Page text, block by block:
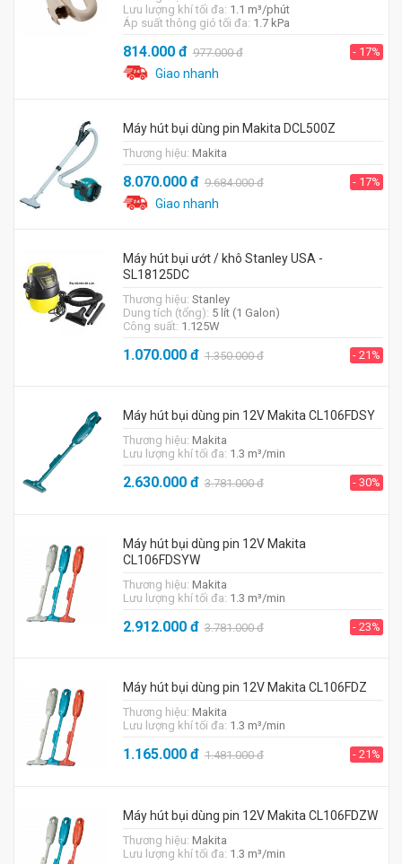
Lưu lượng khí tối đa: 1.1 m³/phút
Áp suất thông gió tối đa: 1.7 kPa
814.000đ 977.000đ - 17%
Giao nhanh
Máy hút bụi dùng pin Makita DCL500Z
Thương hiệu: Makita
8.070.000đ 9.684.000đ - 17%
Giao nhanh
Máy hút bụi ướt / khô Stanley USA -
SL18125DC
Thương hiệu: Stanley
Dung tích (tổng): 5 lít (1 Galon)
Công suất: 1.125W
1.070.000đ 1.350.000đ - 21%
Máy hút bụi dùng pin 12V Makita CL106FDSY
Thương hiệu: Makita
Lưu lượng khí tối đa: 1.3 m³/min
2.630.000đ 3.781.000đ - 30%
Máy hút bụi dùng pin 12V Makita
CL106FDSYW
Thương hiệu: Makita
Lưu lượng khí tối đa: 1.3 m³/min
2.912.000đ 3.781.000đ - 23%
Máy hút bụi dùng pin 12V Makita CL106FDZ
Thương hiệu: Makita
Lưu lượng khí tối đa: 1.3 m³/min
1.165.000đ 1.481.000đ - 21%
Máy hút bụi dùng pin 12V Makita CL106FDZW
Thương hiệu: Makita
Lưu lượng khí tối đa: 1.3 m³/min